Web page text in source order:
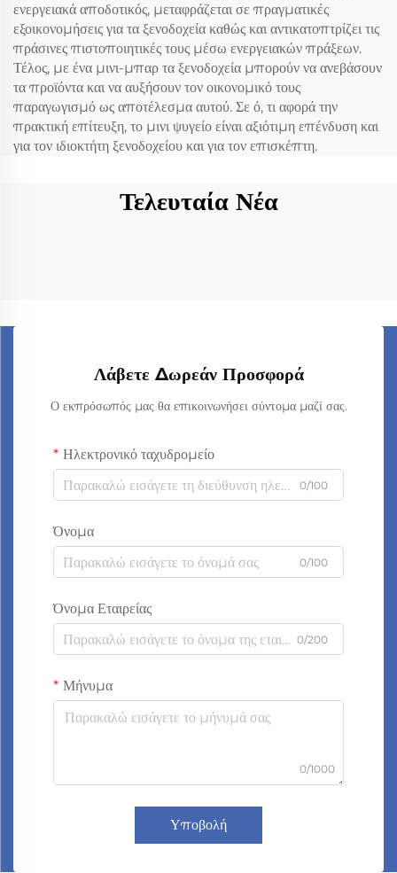
ενεργειακά αποδοτικός, μεταφράζεται σε πραγματικές
εξοικονομήσεις για τα ξενοδοχεία καθώς και αντικατοπτρίζει τις
πράσινες πιστοποιητικές τους μέσω ενεργειακών πράξεων.
Τέλος, με ένα μινι-μπαρ τα ξενοδοχεία μπορούν να ανεβάσουν
τα προϊόντα και να αυξήσουν τον οικονομικό τους
παραγωγισμό ως αποτέλεσμα αυτού. Σε ό, τι αφορά την
πρακτική επίτευξη, το μινι ψυγείο είναι αξιότιμη επένδυση και
για τον ιδιοκτήτη ξενοδοχείου και για τον επισκέπτη.
Τελευταία Νέα
Λάβετε Δωρεάν Προσφορά
Ο εκπρόσωπός μας θα επικοινωνήσει σύντομα μαζί σας.
Ηλεκτρονικό ταχυδρομείο
0/100
Όνομα
0/100
Όνομα Εταιρείας
0/200
Μήνυμα
0/1000
Υποβολή